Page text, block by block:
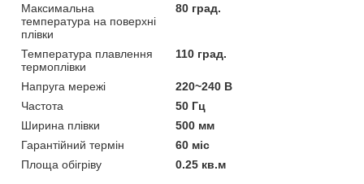
Максимальна
температура на поверхні
плівки
80 град.
Температура плавлення
термоплівки
110 град.
Напруга мережі
220~240 В
Частота
50 Гц
Ширина плівки
500 мм
Гарантійний термін
60 міс
Площа обігріву
0.25 кв.м